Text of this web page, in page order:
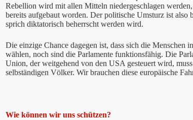
Rebellion wird mit allen Mitteln niedergeschlagen
bereits aufgebaut worden. Der politische Umsturz ist also
sprich diktatorisch beherrscht werden wird.
Die einzige Chance dagegen ist, dass sich die Menschen
wählen, noch sind die Parlamente funktionsfähig. Die
Union, der weitgehend von den USA gesteuert wird,
selbständigen Völker. Wir brauchen diese europäische
Wie können wir uns schützen?